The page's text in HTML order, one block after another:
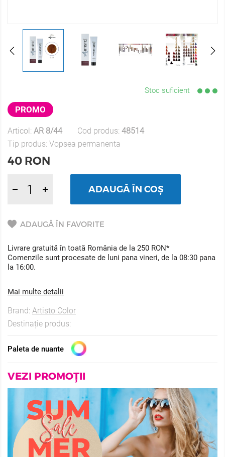
Stoc suficient
PROMO
Articol: AR 8/44 Cod produs: 48514
Tip produs: Vopsea permanenta
40 RON
ADAUGĂ ÎN COȘ
ADAUGĂ ÎN FAVORITE
Livrare gratuită în toată România de la 250 RON*
Comenzile sunt procesate de luni pana vineri, de la 08:30 pana
la 16:00.
Mai multe detalii
Brand: Artisto Color
Destinație produs:
Paleta de nuante
VEZI PROMOȚII